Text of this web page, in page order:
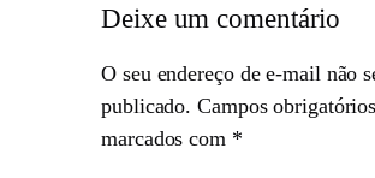
Deixe um comentário
O seu endereço de e-mail não
publicado. Campos
marcados com *